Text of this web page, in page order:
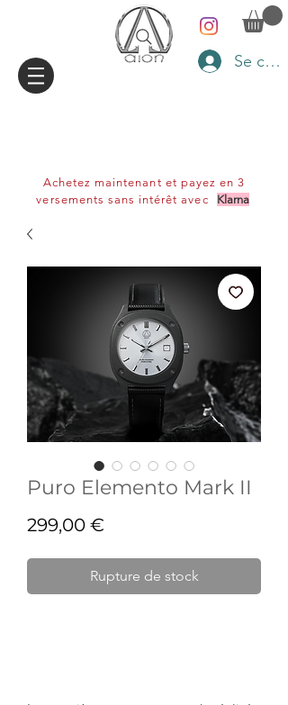
Se
Achetez maintenant et payez en 3
versements sans intérêt avec
Klarna
Puro Elemento Mark II
299,00 €
Rupture de stock